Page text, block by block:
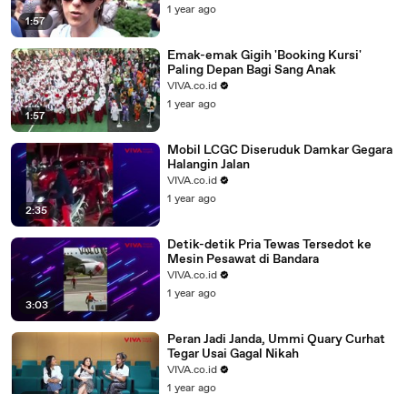
1:57
1 year ago
1:57
Emak-emak Gigih 'Booking Kursi'
Paling Depan Bagi Sang Anak
VIVA.co.id
1 year ago
2:35
Mobil LCGC Diseruduk Damkar Gegara
Halangin Jalan
VIVA.co.id
1 year ago
3:03
Detik-detik Pria Tewas Tersedot ke
Mesin Pesawat di Bandara
VIVA.co.id
1 year ago
Peran Jadi Janda, Ummi Quary Curhat
Tegar Usai Gagal Nikah
VIVA.co.id
1 year ago